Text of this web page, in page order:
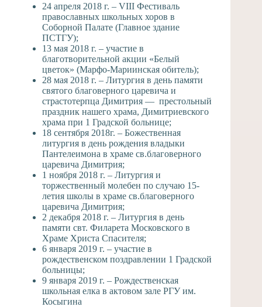
24 апреля 2018 г. – VIII Фестиваль
православных школьных хоров в
Соборной Палате (Главное здание
ПСТГУ);
13 мая 2018 г. – участие в
благотворительной акции «Белый
цветок» (Марфо-Мариинская обитель);
28 мая 2018 г. – Литургия в день памяти
святого благоверного царевича и
страстотерпца Димитрия — престольный
праздник нашего храма, Димитриевского
храма при 1 Градской больнице;
18 сентября 2018г. – Божественная
литургия в день рождения владыки
Пантелеимона в храме св.благоверного
царевича Димитрия;
1 ноября 2018 г. – Литургия и
торжественный молебен по случаю 15-
летия школы в храме св.благоверного
царевича Димитрия;
2 декабря 2018 г. – Литургия в день
памяти свт. Филарета Московского в
Храме Христа Спасителя;
6 января 2019 г. – участие в
рождественском поздравлении 1 Градской
больницы;
9 января 2019 г. – Рождественская
школьная елка в актовом зале РГУ им.
Косыгина